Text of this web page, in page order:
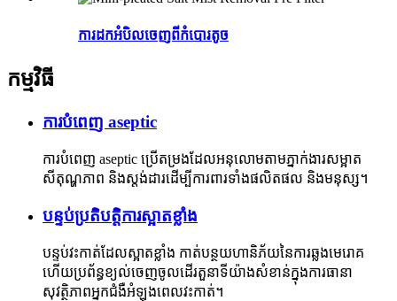
ការ​ដក​អំបិល​ចេញ​ពី​កំបោរ​តូច
កម្មវិធី
ការបំពេញ aseptic
ការបំពេញ aseptic ប្រើតម្រងដែលអនុលោមតាមភ្នាក់ងារសម្អាត
សីតុណ្ហភាព និងស្តង់ដារដើម្បីការពារទាំងផលិតផល និងមនុស្ស។
បន្ទប់ប្រតិបត្តិការស្អាតខ្លាំង
បន្ទប់វះកាត់ដែលស្អាតខ្លាំង កាត់បន្ថយហានិភ័យនៃការឆ្លងមេរោគ
ហើយប្រព័ន្ធខ្យល់ចេញចូលដើរតួនាទីយ៉ាងសំខាន់ក្នុងការធានា
សុវត្ថិភាពអ្នកជំងឺអំឡុងពេលវះកាត់។